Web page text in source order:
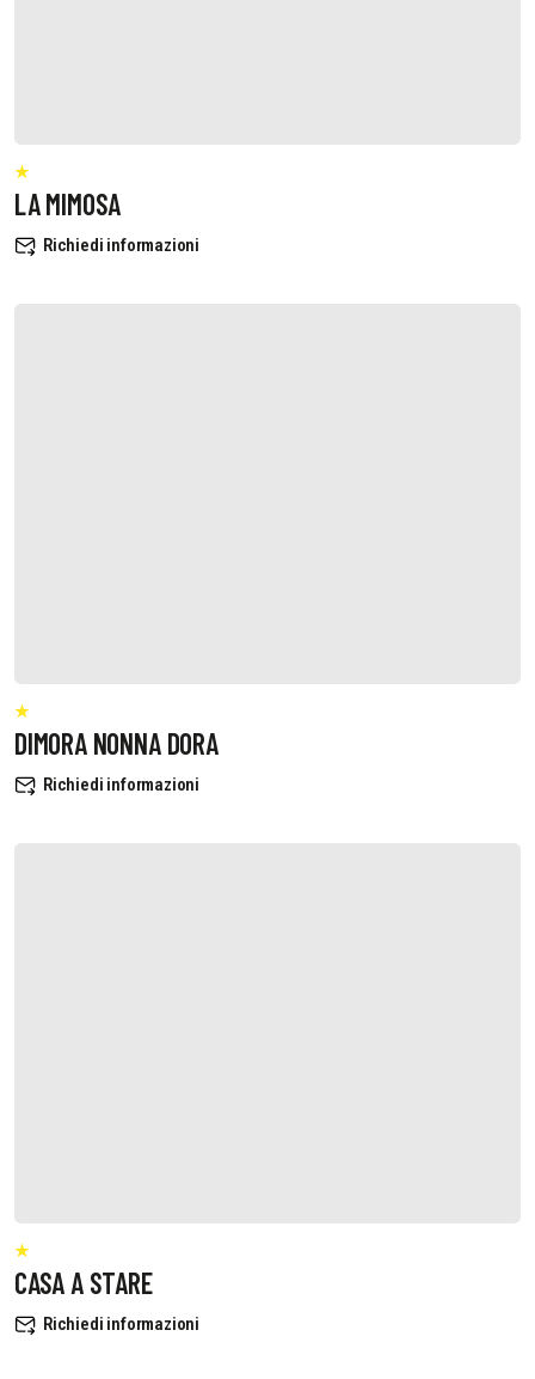
LA MIMOSA
Richiedi informazioni
DIMORA NONNA DORA
Richiedi informazioni
CASA A STARE
Richiedi informazioni